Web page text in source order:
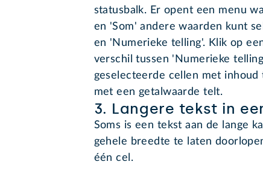
statusbalk. Er opent een menu
en 'Som' andere waarden kunt
en 'Numerieke telling'. Klik op
verschil tussen 'Numerieke
geselecteerde cellen met
met een getalwaarde telt.
3. Langere tekst in
Soms is een tekst aan de lange
gehele breedte te laten
één cel.